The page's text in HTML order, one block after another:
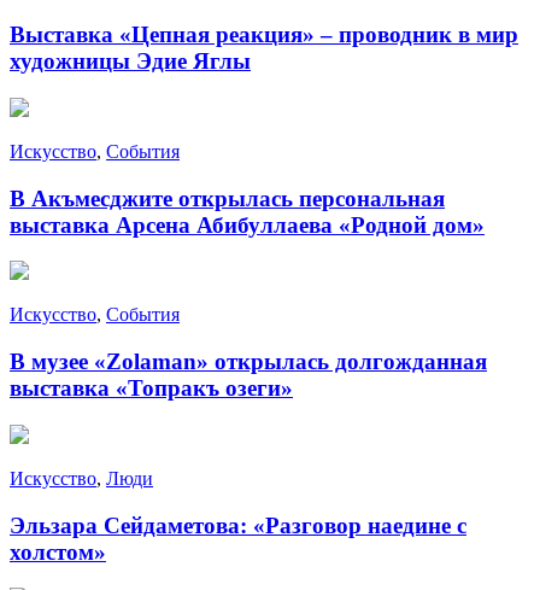
Выставка «Цепная реакция» – проводник в мир
художницы Эдие Яглы
Искусство, События
В Акъмесджите открылась персональная
выставка Арсена Абибуллаева «Родной дом»
Искусство, События
В музее «Zolaman» открылась долгожданная
выставка «Топракъ озеги»
Искусство, Люди
Эльзара Сейдаметова: «Разговор наедине с
холстом»